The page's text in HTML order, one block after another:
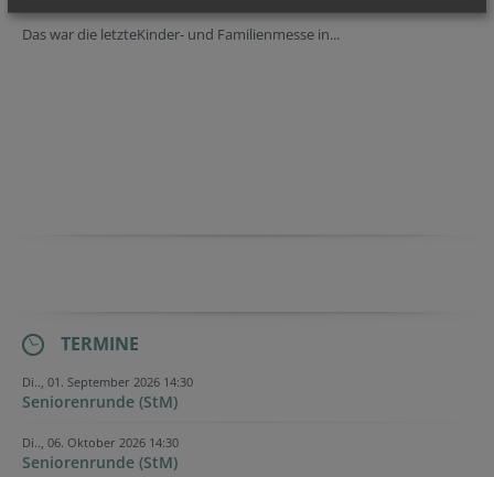
Das war die letzteKinder- und Familienmesse in...
TERMINE
Di.., 01. September 2026 14:30
Seniorenrunde (StM)
Di.., 06. Oktober 2026 14:30
Seniorenrunde (StM)